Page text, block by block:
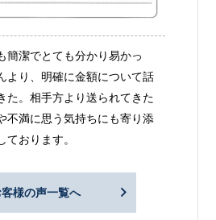
簡潔でとても分かり易かっ
より、明確に金額について話
た。相手方より送られてきた
不満に思う気持ちにも寄り添
ております。
客様の声一覧へ